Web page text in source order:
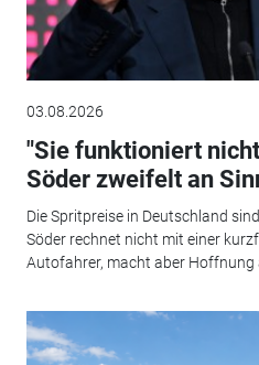
03.08.2026
"Sie funktioniert
Söder zweifelt an
Die Spritpreise in Deutschland
Söder rechnet nicht mit einer
Autofahrer, macht aber Hoffnung